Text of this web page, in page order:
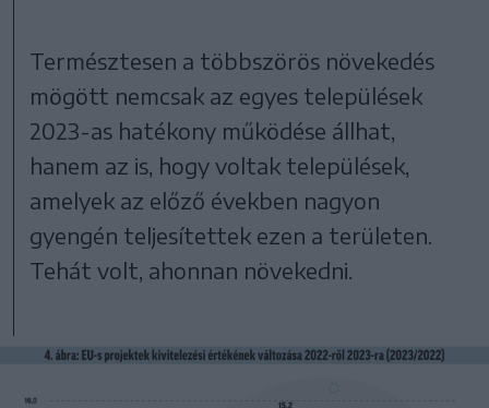
Természtesen a többszörös növekedés
mögött nemcsak az egyes települések
2023-as hatékony működése állhat,
hanem az is, hogy voltak települések,
amelyek az előző években nagyon
gyengén teljesítettek ezen a területen.
Tehát volt, ahonnan növekedni.